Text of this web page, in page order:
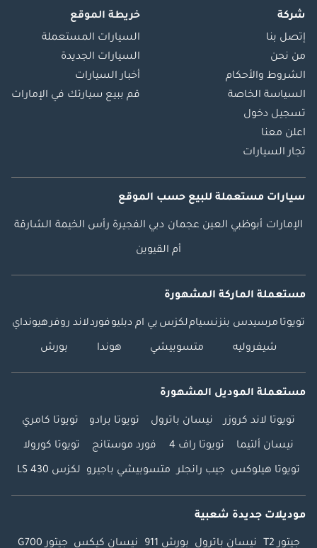
شركة
إتصل بنا
من نحن
الشروط والأحكام
السياسة الخاصة
تسجيل دخول
اعلن معنا
تجار السيارات
خريطة الموقع
السيارات المستعملة
السيارات الجديدة
أخبار السيارات
قم ببيع سيارتك في الإمارات
سيارات مستعملة للبيع حسب الموقع
الإمارات أبوظبي العين عجمان دبي الفجيرة رأس الخيمة الشارقة
أم القيوين
مستعملة الماركة المشهورة
تويوتا مرسيدس بنزنسياملكزس بي ام دبليوفوردلاند روفرهيونداي
شيفروليه متسوبيشي هوندا بورش
مستعملة الموديل المشهورة
تويوتا لاند كروزر نيسان باترول تويوتا برادو تويوتا كامري
نيسان ألتيما تويوتا راف 4 فورد موستانج تويوتا كورولا
تويوتا هيلوكس جيب رانجلر متسوبيشي باجيرو لكزس LS 430
موديلات جديدة شعبية
جيتور T2 نيسان باترول بورش 911 نيسان كيكس جيتور G700